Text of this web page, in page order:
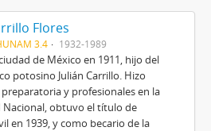
Flores
3.4 1932-1989
de México en 1911, hijo del
potosino Julián Carrillo. Hizo
y profesionales en la
Nacional, obtuvo el título de
en 1939, y como becario de la